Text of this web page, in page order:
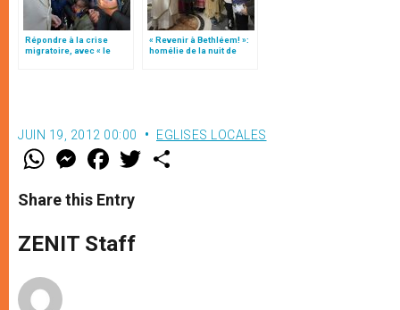
Répondre à la crise
migratoire, avec « le
« Revenir à Bethléem! »:
homélie de la nuit de
Noël (texte complet)
JUIN 19, 2012 00:00 EGLISES LOCALES
W
t
s
p
p
M
e
s
e
g
e
F
a
e
b
o
k
w
Share this Entry
ZENIT Staff